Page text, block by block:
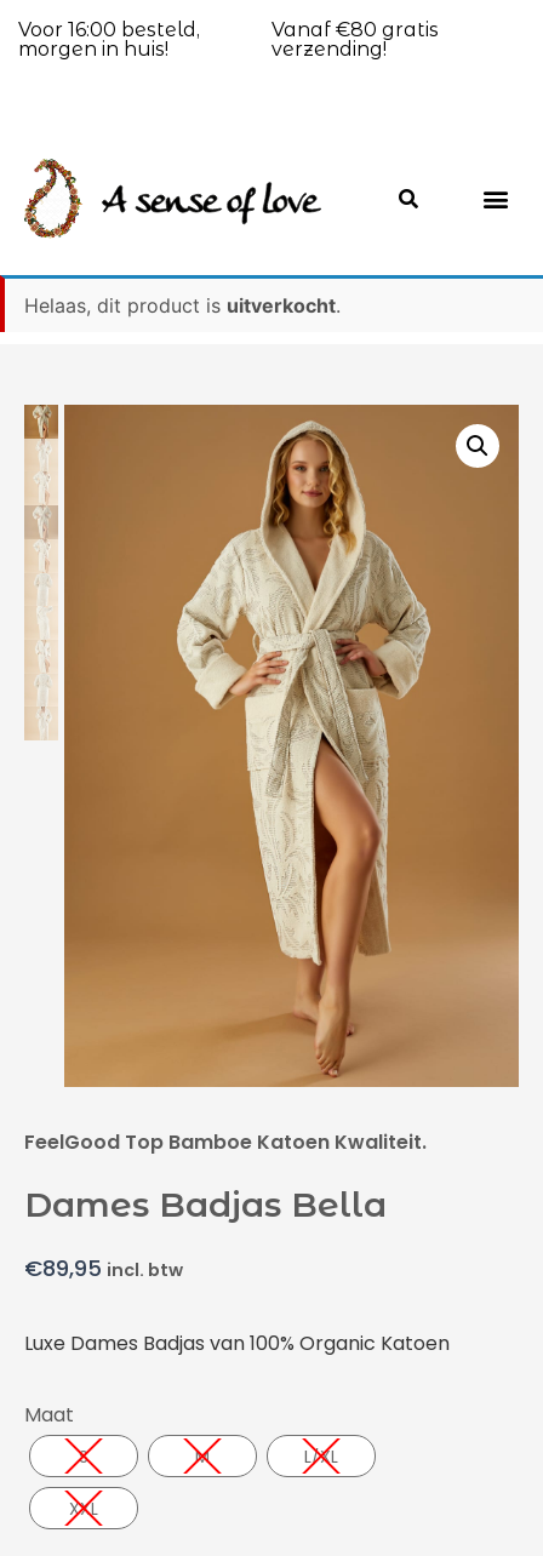
Voor 16:00 besteld,
morgen in huis!
Vanaf €80 gratis
verzending!
Helaas, dit product is uitverkocht.
FeelGood Top Bamboe Katoen Kwaliteit.
Dames Badjas Bella
€89,95 incl. btw
Luxe Dames Badjas van 100% Organic Katoen
Maat
S M L/XL
XXL